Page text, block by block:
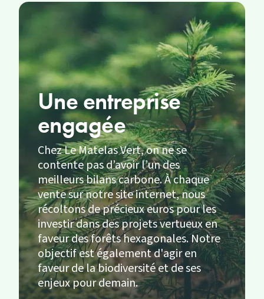
Une entreprise
engagée
Chez Le Matelas Vert, on ne se
contente pas d’avoir l’un des
meilleurs bilans carbone. À chaque
vente sur notre site internet, nous
récoltons de précieux euros pour les
investir dans des projets vertueux en
faveur des forêts hexagonales. Notre
objectif est également d'agir en
faveur de la biodiversité et de ses
enjeux pour demain.